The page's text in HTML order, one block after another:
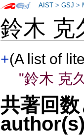
鈴木
+(A list of
"鈴木 克
共著回
AIST >GSJ >